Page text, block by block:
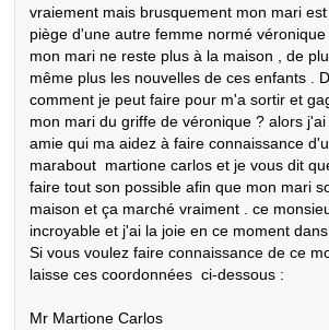
vraiement mais brusquement mon mari
piège d'une autre femme normé
mon mari ne reste plus à la maison , de
même plus les nouvelles de ces enfants .
comment je peut faire pour m'a sortir et
mon mari du griffe de véronique ? alors
amie qui ma aidez à faire connaissance
marabout  martione carlos et je vous dit
faire tout son possible afin que mon mari
maison et ça marché vraiment . ce
incroyable et j'ai la joie en ce moment
Si vous voulez faire connaissance de ce
laisse ces coordonnées  ci-dessous :
Mr Martione Carlos